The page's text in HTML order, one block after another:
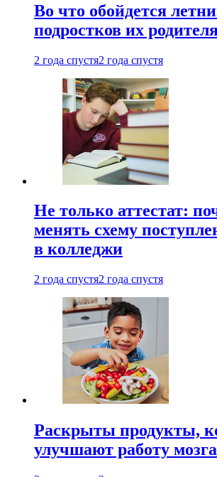
Во что обойдется
подростков их
2 года спустя2 года спустя
Не только аттестат:
менять схему
в колледжи
2 года спустя2 года спустя
Раскрыты продукты,
улучшают работу